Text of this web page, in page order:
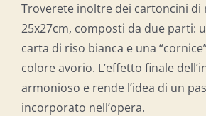
Troverete inoltre dei cartoncini di
25x27cm, composti da due parti:
carta di riso bianca e una
colore avorio. L’effetto finale
armonioso e rende l’idea di un
incorporato nell’opera.